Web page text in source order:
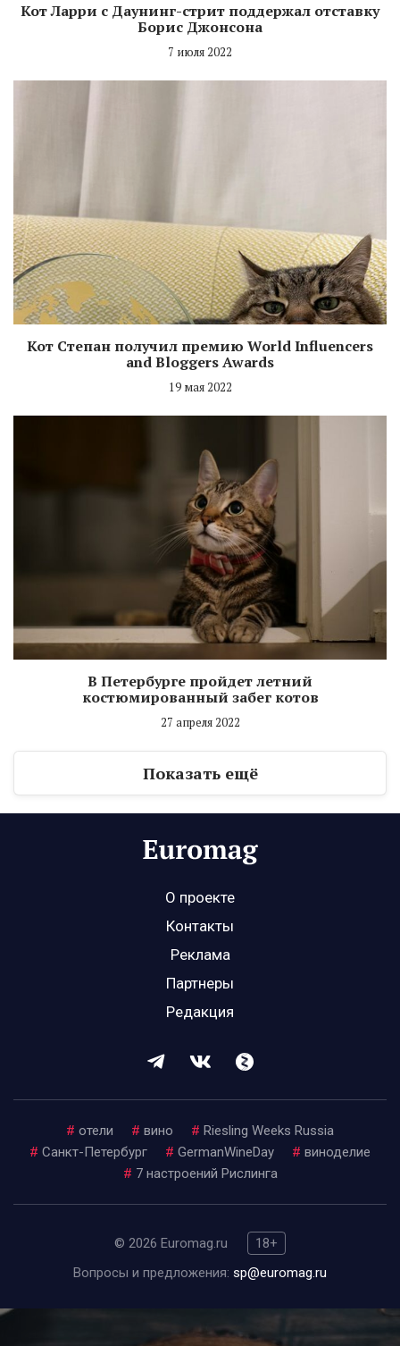
Кот Ларри с Даунинг-стрит поддержал отставку
Борис Джонсона
7 июля 2022
Кот Степан получил премию World Influencers
and Bloggers Awards
19 мая 2022
В Петербурге пройдет летний
костюмированный забег котов
27 апреля 2022
Показать ещё
О проекте
Контакты
Реклама
Партнеры
Редакция
# отели # вино # Riesling Weeks Russia
# Санкт-Петербург # GermanWineDay # виноделие
# 7 настроений Рислинга
© 2026 Euromag.ru
18+
Вопросы и предложения: sp@euromag.ru